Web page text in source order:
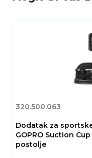
320.500.063
Dodatak za
GOPRO Suction
postolje